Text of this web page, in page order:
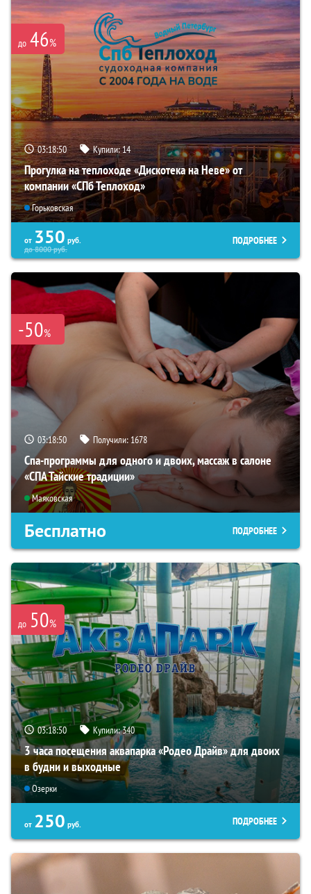
до 46%
03:18:48 Купили:14
Прогулка на теплоходе «Дискотека на Неве» от
компании «СПб Теплоход»
Горьковская
от 350 руб.
до8000руб.
ПОДРОБНЕЕ
-50%
03:18:48 Получили: 1678
Спа-программы для одного и двоих, массаж в салоне
«СПА Тайские традиции»
Маяковская
Бесплатно ПОДРОБНЕЕ
до 50%
03:18:48 Купили:340
3 часа посещения аквапарка «Родео Драйв» для двоих
в будни и выходные
Озерки
от 250 руб. ПОДРОБНЕЕ